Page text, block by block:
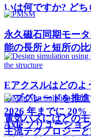
いは何ですか? ど
永久磁石同期モー
能の長所と短所の
Eアクスルはどのよ
ップグレードを推
2026 年までに
Axle ソリューショ
電気バスにはどの
主流テクノロジー